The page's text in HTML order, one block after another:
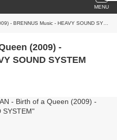
MENU
BRENNUS Music - HEAVY SOUND SYSTEM
(2009) -
SOUND SYSTEM